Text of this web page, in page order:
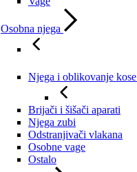
Osobna njega
Njega i oblikovanje kose
Brijači i šišači aparati
Njega zubi
Odstranjivači vlakana
Osobne vage
Ostalo